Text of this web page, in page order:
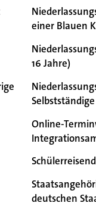
einer Blauen
16 Jahre)
Selbstständige
Online-
deutschen